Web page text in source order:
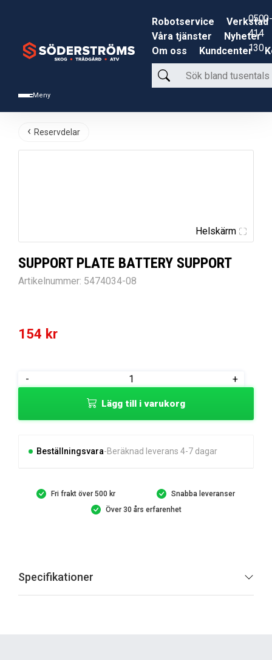
Meny
Robotservice
Verkstad
Våra tjänster
Nyheter
Om oss
Kundcenter
Sök
bland
produkter
0500-
414
130
Reservdelar
Helskärm
SUPPORT PLATE BATTERY SUPPORT
Artikelnummer: 5474034-08
154 kr
-
SUPPORT
SUPPORT
+
Lägg till i varukorg
Beställningsvara Beräknad leverans 4-7 dagar
Fri frakt över 500 kr
Snabba leveranser
Över 30 års erfarenhet
Specifikationer